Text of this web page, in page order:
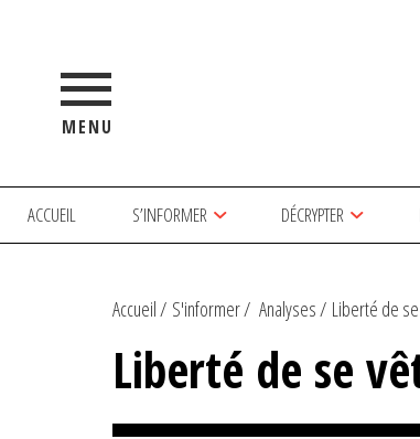
MENU
ACCUEIL S’INFORMER DÉCRYPTER
Accueil S'informer Analyses Liberté de
Liberté de se